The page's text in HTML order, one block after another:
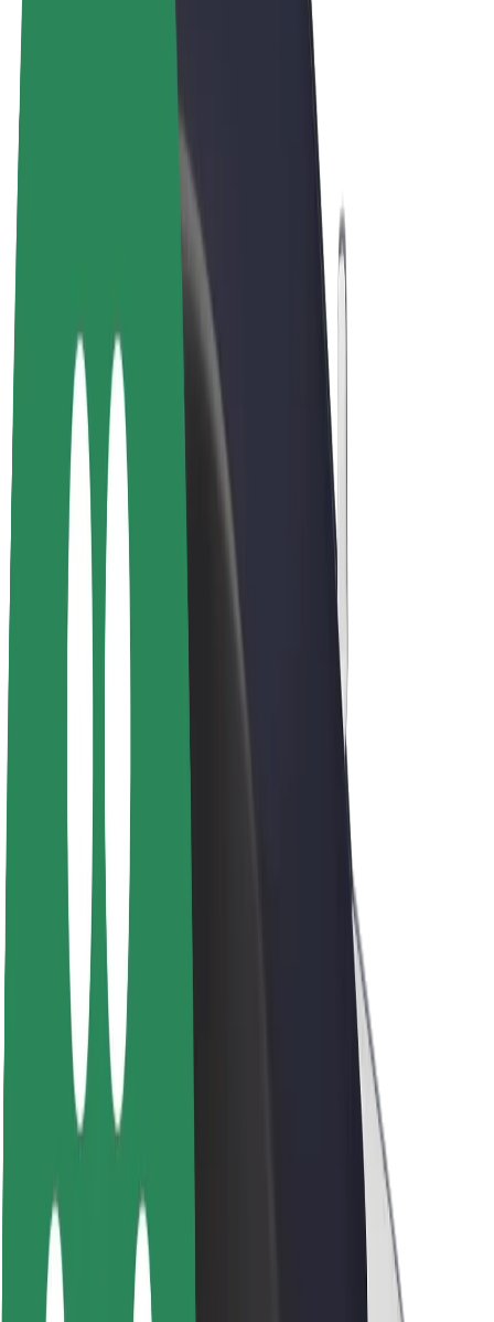
Bolt za podjetja
E-kolesa
Bolt Plus
Zasluži z Bolt
Vozniki
Zaslužki za voznike
Dostavljavci
O Boltu
Trajnost pri Boltu
Projekt Zero
Blog
Novinarsko središče
Smernice blagovne znamke
Poslanstvo
Odnosi z vlagatelji
Mediji
Urban Fund
Varnost